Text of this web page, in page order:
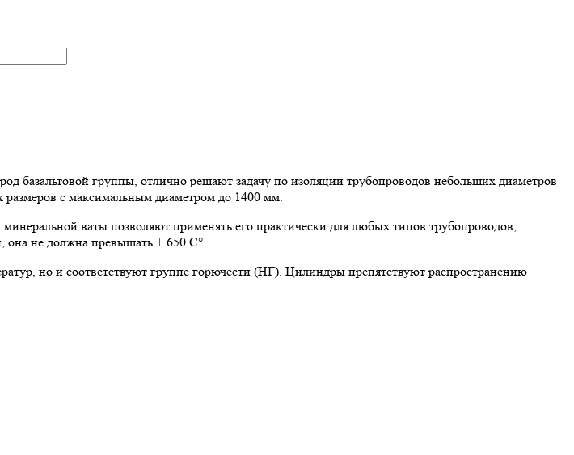
группы, отлично решают задачу по изоляции трубопроводов небольших диаметров
с максимальным диаметром до 1400 мм.
ваты позволяют применять его практически для любых типов трубопроводов,
она не должна превышать + 650 C°.
но и соответствуют группе горючести (НГ). Цилиндры препятствуют распространению